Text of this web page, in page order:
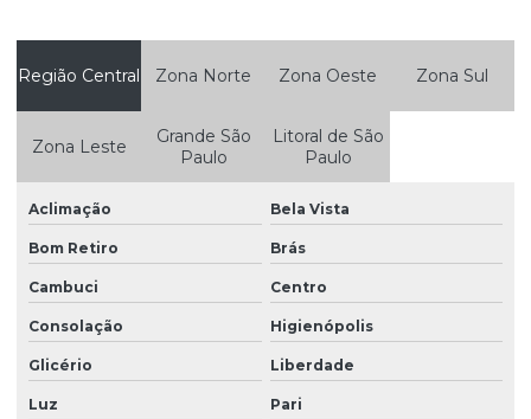
Empresas que faz auditoria ambiental
Estudo da qualidade da água
Estudo de impacto ambiental eia e relatório de impacto
Estudo de impacto ambiental eia rima
Estudo de impacto de vizinhança eiv
Gerenciamento de resíduos
Gerenciamento de resíduos classe 1
Gerenciamento de resíduos empresas
Região Central Zona Norte Zona Oeste Zona Sul
Zona Leste
Grande São
Paulo
Litoral de São
Paulo
Aclimação Bela Vista
Bom Retiro Brás
Cambuci Centro
Consolação Higienópolis
Glicério Liberdade
Luz Pari